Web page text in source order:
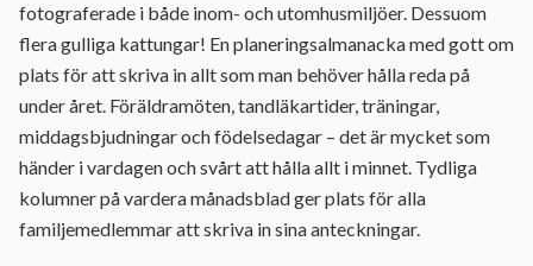
fotograferade i både inom- och utomhusmiljöer. Dessuom
flera gulliga kattungar! En planeringsalmanacka med gott om
plats för att skriva in allt som man behöver hålla reda på
under året. Föräldramöten, tandläkartider, träningar,
middagsbjudningar och födelsedagar – det är mycket som
händer i vardagen och svårt att hålla allt i minnet. Tydliga
kolumner på vardera månadsblad ger plats för alla
familjemedlemmar att skriva in sina anteckningar.